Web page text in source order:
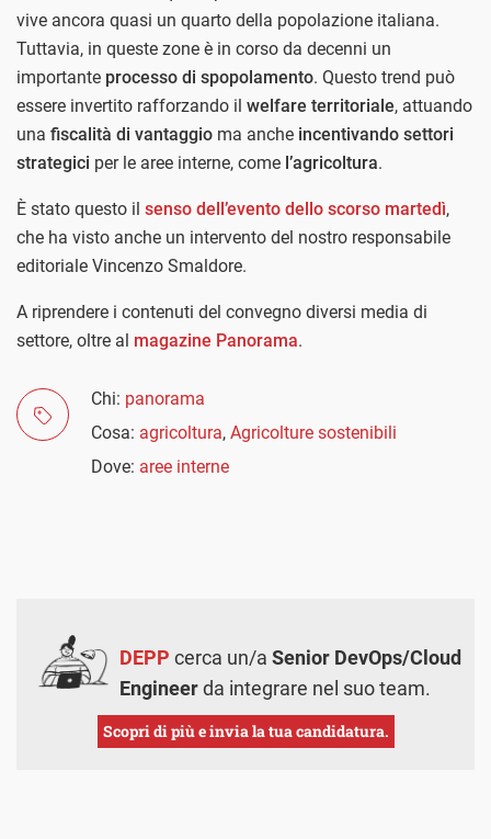
vive ancora quasi un quarto della popolazione italiana.
Tuttavia, in queste zone è in corso da decenni un
importante processo di spopolamento. Questo trend può
essere invertito rafforzando il welfare territoriale, attuando
una fiscalità di vantaggio ma anche incentivando settori
strategici per le aree interne, come l’agricoltura.
È stato questo il senso dell’evento dello scorso martedì,
che ha visto anche un intervento del nostro responsabile
editoriale Vincenzo Smaldore.
A riprendere i contenuti del convegno diversi media di
settore, oltre al magazine Panorama.
Chi: panorama
Cosa: agricoltura, Agricolture sostenibili
Dove: aree interne
DEPP cerca un/a Senior DevOps/Cloud
Engineerda integrare nel suo team.
Scopri di più e invia la tua candidatura.